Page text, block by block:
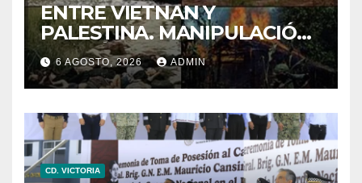
ENTRE VIETNAN Y
PALESTINA. MANIPULACIÓN
DE IMÁNGES EN LA GUERRA
6 AGOSTO, 2026 ADMIN
CD. VICTORIA